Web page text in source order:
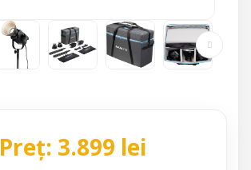
Preț: 3.899 lei